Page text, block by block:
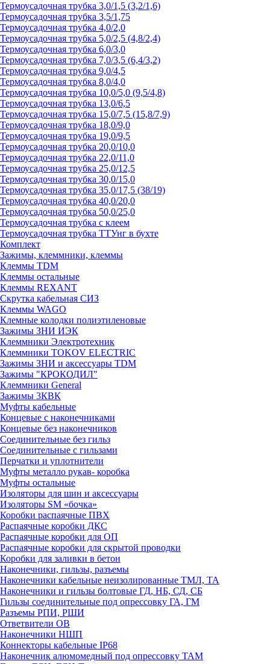
Термоусадочная трубка 3,0/1,5 (3,2/1,6)
Термоусадочная трубка 3,5/1,75
Термоусадочная трубка 4,0/2,0
Термоусадочная трубка 5,0/2,5 (4,8/2,4)
Термоусадочная трубка 6,0/3,0
Термоусадочная трубка 7,0/3,5 (6,4/3,2)
Термоусадочная трубка 9,0/4,5
Термоусадочная трубка 8,0/4,0
Термоусадочная трубка 10,0/5,0 (9,5/4,8)
Термоусадочная трубка 13,0/6,5
Термоусадочная трубка 15,0/7,5 (15,8/7,9)
Термоусадочная трубка 18,0/9,0
Термоусадочная трубка 19,0/9,5
Термоусадочная трубка 20,0/10,0
Термоусадочная трубка 22,0/11,0
Термоусадочная трубка 25,0/12,5
Термоусадочная трубка 30,0/15,0
Термоусадочная трубка 35,0/17,5 (38/19)
Термоусадочная трубка 40,0/20,0
Термоусадочная трубка 50,0/25,0
Термоусадочная трубка с клеем
Термоусадочная трубка ТТУнг в бухте
Комплект
Зажимы, клеммники, клеммы
Клеммы TDM
Клеммы остальные
Клеммы REXANT
Скрутка кабельная СИЗ
Клеммы WAGO
Клемные колодки полиэтиленовые
Зажимы ЗНИ ИЭК
Клеммники Электротехник
Клеммники TOKOV ELECTRIC
Зажимы ЗНИ и аксессуары TDM
Зажимы "КРОКОДИЛ"
Клеммники General
Зажимы 3КВК
Муфты кабельные
Концевые с наконечниками
Концевые без наконечников
Соединительные без гильз
Соединительные с гильзами
Перчатки и уплотнители
Муфты металло рукав- коробка
Муфты остальные
Изоляторы для шин и аксессуары
Изоляторы SM «бочка»
Коробки распаячные ПВХ
Распаячные коробки ДКС
Распаячные коробки для ОП
Распаячные коробки для скрытой проводки
Коробки для заливки в бетон
Наконечники, гильзы, разъемы
Наконечники кабельные неизолированные ТМЛ, ТА
Наконечники и гильзы болтовые ГД, НБ, СД, СБ
Гильзы соединительные под опрессовку ГА, ГМ
Разъемы РПИ, РШИ
Ответвители ОВ
Наконечники НШП
Коннекторы кабельные IP68
Наконечник алюмомедный под опрессовку ТАМ